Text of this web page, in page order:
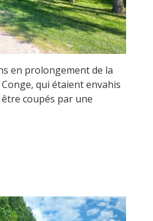
en prolongement de la
qui étaient envahis
coupés par une